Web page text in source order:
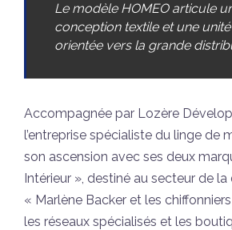
Le modèle HOMEO articule
conception textile et une
orientée vers la grande
Accompagnée par Lozère
l’entreprise spécialiste du linge de
son ascension avec ses deux
Intérieur », destiné au secteur de
« Marlène Backer et les
les réseaux spécialisés et les